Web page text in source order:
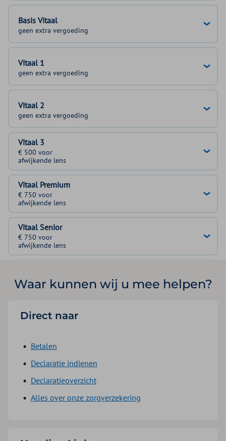
Basis Vitaal
geen extra vergoeding
Vitaal 1
geen extra vergoeding
Vitaal 2
geen extra vergoeding
Vitaal 3
€ 500 voor
afwijkende lens
Vitaal Premium
€ 750 voor
afwijkende lens
Vitaal Senior
€ 750 voor
afwijkende lens
Waar kunnen wij u mee helpen?
Direct naar
Betalen
Declaratie indienen
Declaratieoverzicht
Alles over onze zorgverzekering